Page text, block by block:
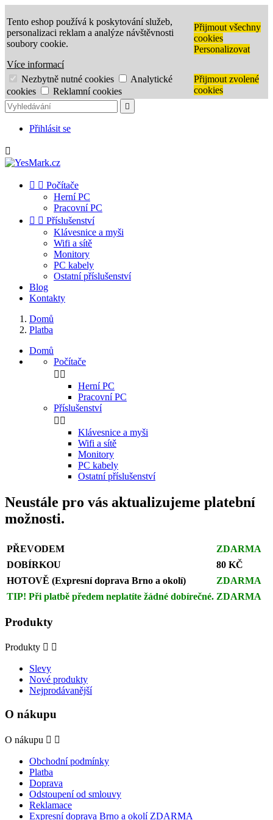
Tento eshop používá k poskytování služeb,
personalizaci reklam a analýze návštěvnosti
soubory cookie.
Více informací
Přijmout všechny
cookies
Personalizovat
Nezbytně nutné cookies
Analytické
cookies
Reklamní cookies
Přijmout zvolené
cookies

Přihlásit se

  Počítače
Herní PC
Pracovní PC
  Příslušenství
Klávesnice a myši
Wifi a sítě
Monitory
PC kabely
Ostatní příslušenství
Blog
Kontakty
Domů
Platba
Domů
Počítače
 
Herní PC
Pracovní PC
Příslušenství
 
Klávesnice a myši
Wifi a sítě
Monitory
PC kabely
Ostatní příslušenství
Neustále pro vás aktualizujeme platební
možnosti.
PŘEVODEM
ZDARMA
DOBÍRKOU
80 KČ
HOTOVĚ (Expresní doprava Brno a okolí)
ZDARMA
TIP! Při platbě předem neplatíte žádné dobírečné. ZDARMA
Produkty
Produkty  
Slevy
Nové produkty
Nejprodávanější
O nákupu
O nákupu  
Obchodní podmínky
Platba
Doprava
Odstoupení od smlouvy
Reklamace
Expresní doprava Brno a okolí ZDARMA